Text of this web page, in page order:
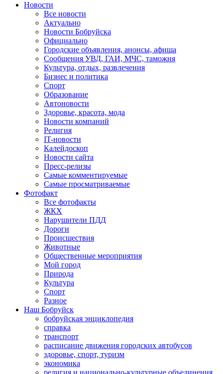
Новости
Все новости
Актуально
Новости Бобруйска
Официально
Городские объявления, анонсы, афиша
Сообщения УВД, ГАИ, МЧС, таможня
Культура, отдых, развлечения
Бизнес и политика
Спорт
Образование
Автоновости
Здоровье, красота, мода
Новости компаний
Религия
IT-новости
Калейдоскоп
Новости сайта
Пресс-релизы
Самые комментируемые
Самые просматриваемые
Фотофакт
Все фотофакты
ЖКХ
Нарушители ПДД
Дороги
Происшествия
Животные
Общественные мероприятия
Мой город
Природа
Культура
Спорт
Разное
Наш Бобруйск
бобруйская энциклопедия
справка
транспорт
расписание движения городских автобусов
здоровье, спорт, туризм
экономика
религия и национально-культурные объединения